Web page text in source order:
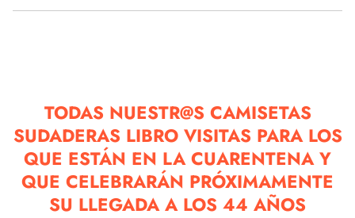
TODAS NUESTR@S CAMISETAS
SUDADERAS LIBRO VISITAS PARA LOS
QUE ESTÁN EN LA CUARENTENA Y
QUE CELEBRARÁN PRÓXIMAMENTE
SU LLEGADA A LOS 44 AÑOS